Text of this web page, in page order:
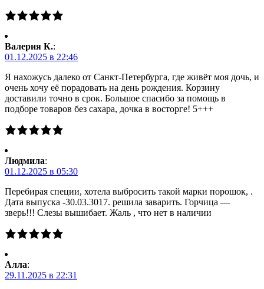
Валерия К.:
01.12.2025 в 22:46
Я нахожусь далеко от Санкт-Петербурга, где живёт моя дочь, и
очень хочу её порадовать на день рождения. Корзину
доставили точно в срок. Большое спасибо за помощь в
подборе товаров без сахара, дочка в восторге! 5+++
Людмила:
01.12.2025 в 05:30
Перебирая специи, хотела выбросить такой марки порошок, .
Дата выпуска -30.03.3017. решила заварить. Горчица —
зверь!!! Слезы вышибает. Жаль , что нет в наличии
Алла:
29.11.2025 в 22:31